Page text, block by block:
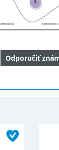
Odporučiť